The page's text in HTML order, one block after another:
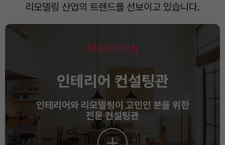
리모델링 산업의 트렌드를 선보이고 있습니다.
Matching
인테리어 컨설팅관
인테리어와 리모델링이 고민인 분을 위한
전문 컨설팅관